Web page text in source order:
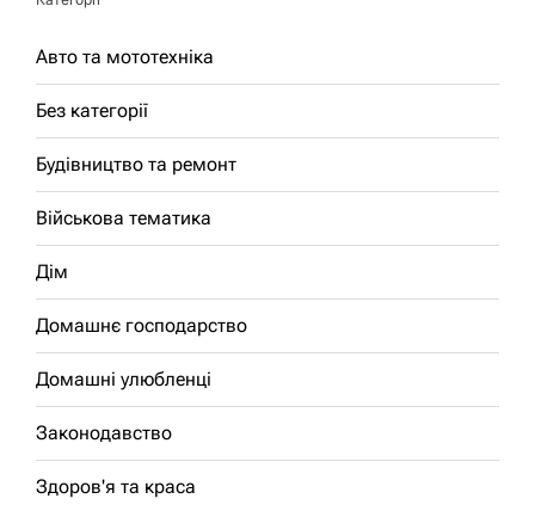
Авто та мототехніка
Без категорії
Будівництво та ремонт
Військова тематика
Дім
Домашнє господарство
Домашні улюбленці
Законодавство
Здоров'я та краса